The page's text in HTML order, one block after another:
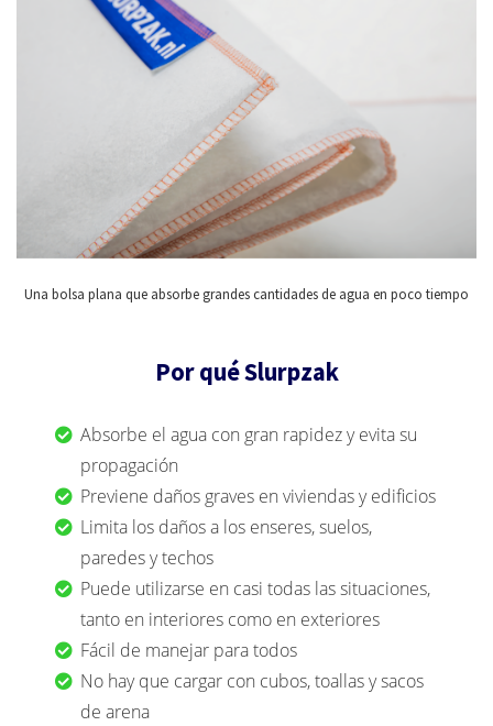
Una bolsa plana que absorbe grandes cantidades de agua en poco tiempo
Por qué Slurpzak
Absorbe el agua con gran rapidez y evita su
propagación
Previene daños graves en viviendas y edificios
Limita los daños a los enseres, suelos,
paredes y techos
Puede utilizarse en casi todas las situaciones,
tanto en interiores como en exteriores
Fácil de manejar para todos
No hay que cargar con cubos, toallas y sacos
de arena